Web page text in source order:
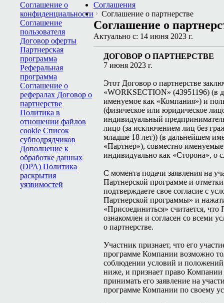
Соглашение о
конфиденциальности
Соглашение
пользователя
Договор оферты
Партнерская
программа
Реферальная
программа
Соглашение о
рефералах Договор о
партнерстве
Политика в
отношении файлов
cookie Список
субподрядчиков
Дополнение к
обработке данных
(DPA) Политика
раскрытия
уязвимостей
Соглашения
Соглашение о партнерстве
Соглашение о
Актуально с: 14 июня 2023 г.
ДОГОВОР О ПАРТНЕРСТВЕ
7 июня 2023 г.
Этот Договор о партнерстве
«WORKSECTION» (43951196) (в
именуемое как «Компания») и
(физическое или юридическое
индивидуальный
лицо (за исключением лиц без
младше 18 лет)) (в дальнейшем
«Партнер»), совместно
индивидуально как «Сторона», о
С момента подачи заявления на
Партнерской программе и
подтверждаете свое согласие с
Партнерской программы» и
«Присоединиться» считается, что
ознакомлен и согласен со всеми
о партнерстве.
Участник признает, что его
программе Компании возможно
соблюдении условий и
ниже, и признает право Компании
принимать его заявление на
программе Компании по своему